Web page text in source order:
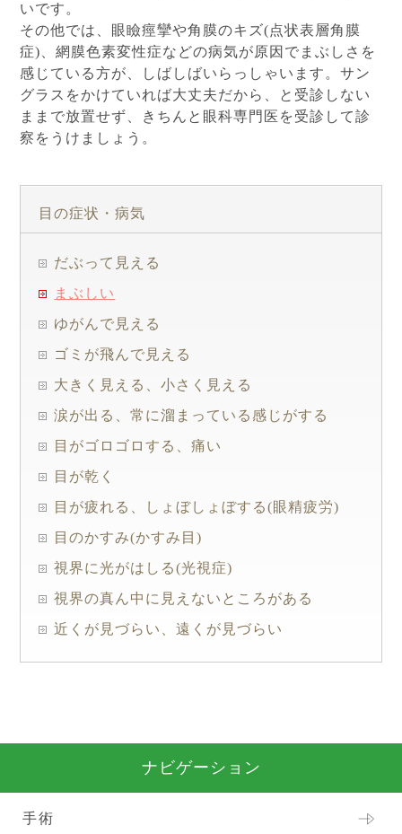
いです。
その他では、眼瞼痙攣や角膜のキズ(点状表層角膜
症)、網膜色素変性症などの病気が原因でまぶしさを
感じている方が、しばしばいらっしゃいます。サン
グラスをかけていれば大丈夫だから、と受診しない
ままで放置せず、きちんと眼科専門医を受診して診
察をうけましょう。
目の症状・病気
だぶって見える
まぶしい
ゆがんで見える
ゴミが飛んで見える
大きく見える、小さく見える
涙が出る、常に溜まっている感じがする
目がゴロゴロする、痛い
目が乾く
目が疲れる、しょぼしょぼする(眼精疲労)
目のかすみ(かすみ目)
視界に光がはしる(光視症)
視界の真ん中に見えないところがある
近くが見づらい、遠くが見づらい
ナビゲーション
手術